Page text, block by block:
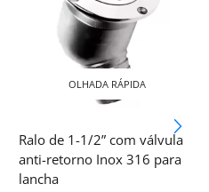
OLHADA RÁPIDA
Ralo de 1-1/2” com válvula
anti-retorno Inox 316 para
lancha